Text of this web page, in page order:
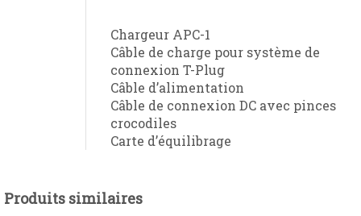
Chargeur APC-1
Câble de charge pour système de
connexion T-Plug
Câble d’alimentation
Câble de connexion DC avec pinces
crocodiles
Carte d’équilibrage
Produits similaires